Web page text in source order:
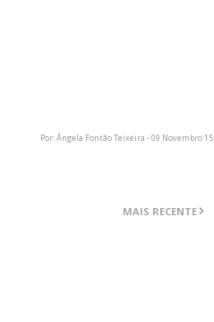
Por: Ângela Fontão Teixeira - 09 Novembro 15
MAIS RECENTE